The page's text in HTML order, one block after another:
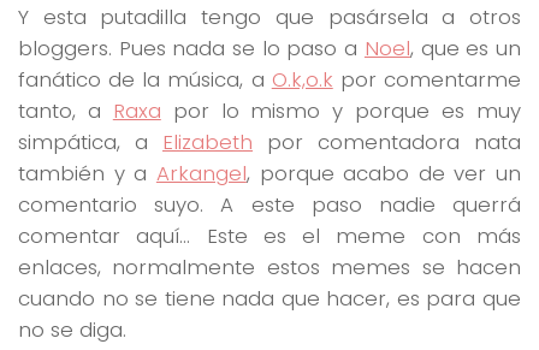
Y esta putadilla tengo que pasársela a otros
bloggers. Pues nada se lo paso a Noel, que es un
fanático de la música, a O.k,o.k por comentarme
tanto, a Raxa por lo mismo y porque es muy
simpática, a Elizabeth por comentadora nata
también y a Arkangel, porque acabo de ver un
comentario suyo. A este paso nadie querrá
comentar aquí… Este es el meme con más
enlaces, normalmente estos memes se hacen
cuando no se tiene nada que hacer, es para que
no se diga.